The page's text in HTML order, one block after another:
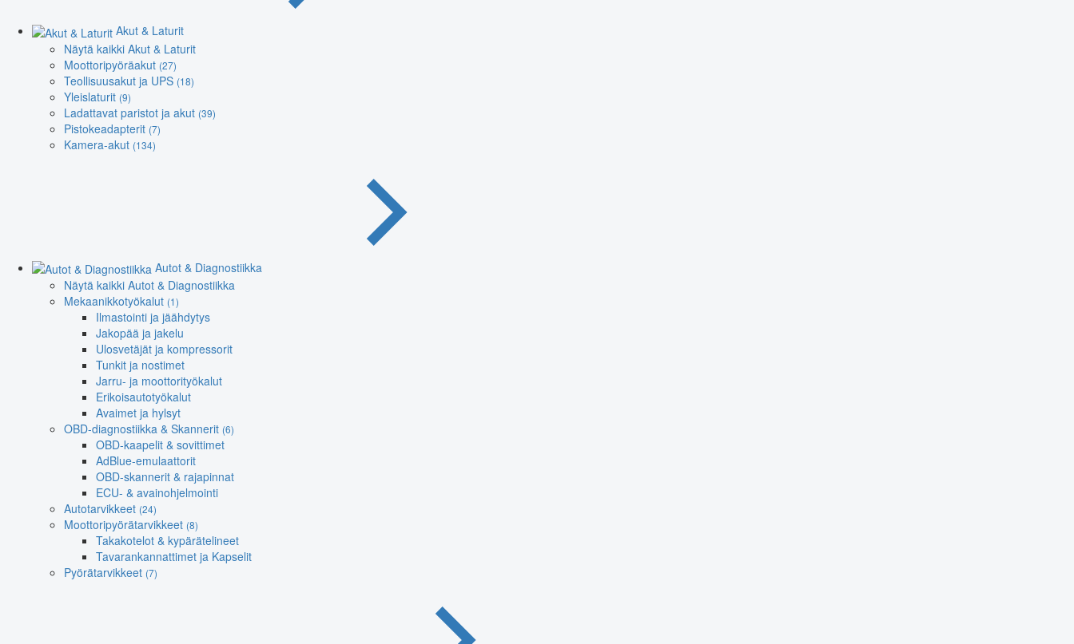
Akut & Laturit
Näytä kaikki Akut & Laturit
Moottoripyöräakut (27)
Teollisuusakut ja UPS (18)
Yleislaturit (9)
Ladattavat paristot ja akut (39)
Pistokeadapterit (7)
Kamera-akut (134)
Autot & Diagnostiikka
Näytä kaikki Autot & Diagnostiikka
Mekaanikkotyökalut (1)
Ilmastointi ja jäähdytys
Jakopää ja jakelu
Ulosvetäjät ja kompressorit
Tunkit ja nostimet
Jarru- ja moottorityökalut
Erikoisautotyökalut
Avaimet ja hylsyt
OBD-diagnostiikka & Skannerit (6)
OBD-kaapelit & sovittimet
AdBlue-emulaattorit
OBD-skannerit & rajapinnat
ECU- & avainohjelmointi
Autotarvikkeet (24)
Moottoripyörätarvikkeet (8)
Takakotelot & kypärätelineet
Tavarankannattimet ja Kapselit
Pyörätarvikkeet (7)